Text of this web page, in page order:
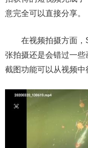
意完全可以直接分享。
在视频拍摄方面，
张拍摄还是会错过一
截图功能可以从视频中